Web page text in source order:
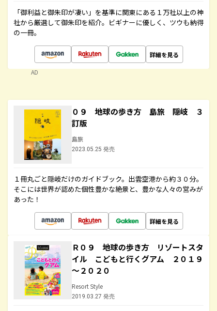
「御利益と御朱印が凄い」を基準に関東にある１万社以上の神
社から厳選して御朱印を紹介。ビギナーに優しく、ツウも納得
の一冊。
詳細を見る
AD
０９ 地球の歩き方 島旅 隠岐 ３
訂版
島旅
2023.05.25 発売
１冊丸ごと隠岐だけのガイドブック。出雲空港から約３０分。
そこには世界が認めた個性豊かな絶景と、豊かな人々の営みが
あった！
詳細を見る
Ｒ０９ 地球の歩き方 リゾートスタ
イル こどもと行くグアム ２０１９
～２０２０
Resort Style
2019.03.27 発売